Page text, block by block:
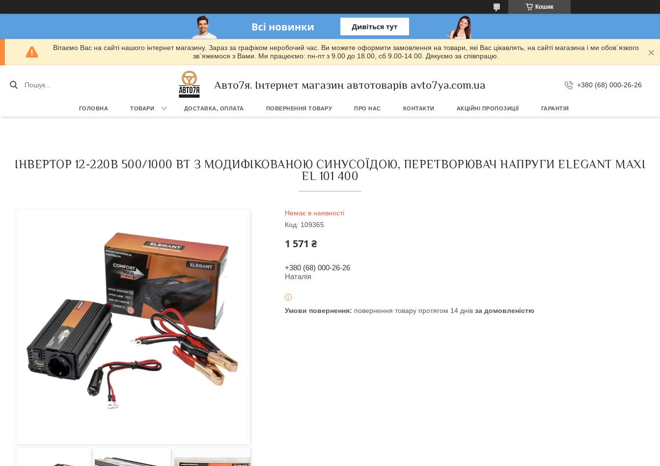
Кошик
Вітаємо Вас на сайті нашого інтернет магазину. Зараз за графіком неробочий час. Ви можете оформити замовлення на товари, які Вас цікавлять, на сайті магазина і ми обов`язкого
зв`яжемося з Вами. Ми працюємо: пн-пт з 9.00 до 18.00, сб 9.00-14.00. Дякуємо за співпрацю.
Авто7я. Інтернет магазин автотоварів avto7ya.com.ua +380 (68) 000-26-26
ГОЛОВНА ТОВАРИ ДОСТАВКА, ОПЛАТА ПОВЕРНЕННЯ ТОВАРУ ПРО НАС КОНТАКТИ АКЦІЙНІ ПРОПОЗИЦІЇ ГАРАНТІЯ
ІНВЕРТОР 12-220В 500/1000 ВТ З МОДИФІКОВАНОЮ СИНУСОЇДОЮ, ПЕРЕТВОРЮВАЧ НАПРУГИ ELEGANT MAXI
EL 101 400
Немає в наявності
Код: 109365
1 571 ₴
+380 (68) 000-26-26
Наталія
повернення товару протягом 14 днів за домовленістю